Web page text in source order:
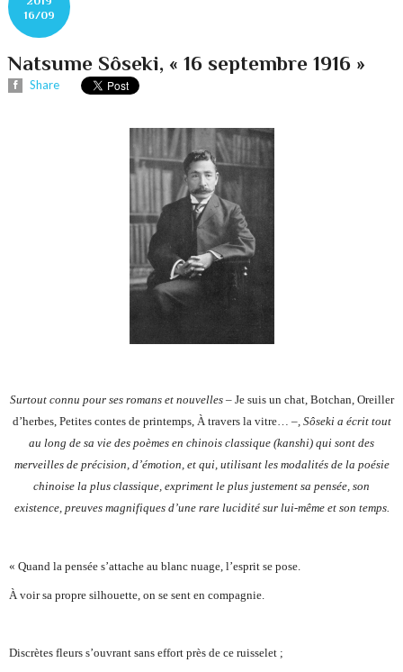
16/09
Natsume Sôseki, « 16 septembre 1916 »
Share
Surtout connu pour ses romans et nouvelles – Je suis un chat, Botchan, Oreiller
d’herbes, Petites contes de printemps, À travers la vitre… –, Sôseki a écrit tout
au long de sa vie des poèmes en chinois classique (kanshi) qui sont des
merveilles de précision, d’émotion, et qui, utilisant les modalités de la poésie
chinoise la plus classique, expriment le plus justement sa pensée, son
existence, preuves magnifiques d’une rare lucidité sur lui-même et son temps.
« Quand la pensée s’attache au blanc nuage, l’esprit se pose.
À voir sa propre silhouette, on se sent en compagnie.
Discrètes fleurs s’ouvrant sans effort près de ce ruisselet ;